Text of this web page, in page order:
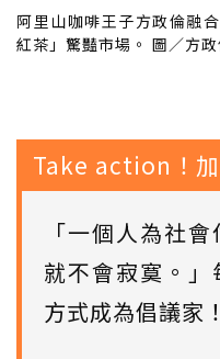
阿里山咖啡王子方政倫融
紅茶」驚豔市場。 圖／方
Take action！加
「一個人為社
就不會寂寞。
方式成為倡議家！